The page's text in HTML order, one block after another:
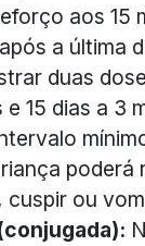
aos 15
a última
duas
e 15 dias a 3
poderá
cuspir ou